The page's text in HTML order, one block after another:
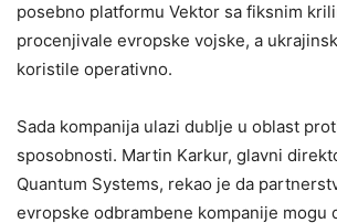
posebno platformu Vektor sa fiksnim
procenjivale evropske vojske, a
koristile operativno.
Sada kompanija ulazi dublje u oblast
sposobnosti. Martin Karkur, glavni
Quantum Systems, rekao je da
evropske odbrambene kompanije mogu